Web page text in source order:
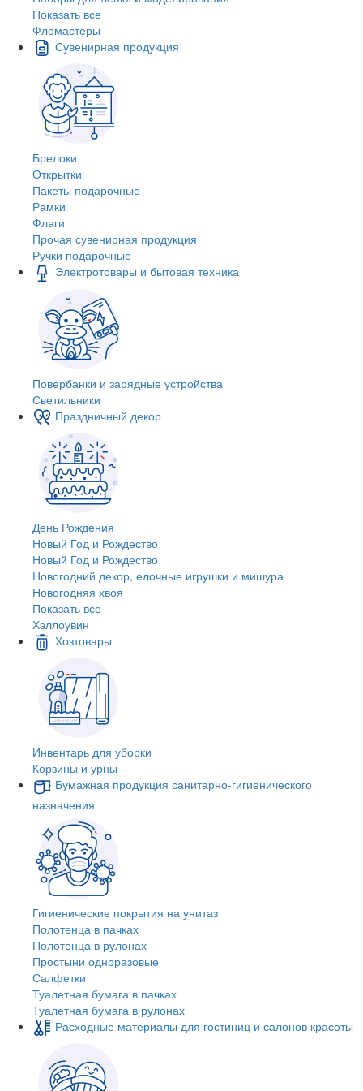
Показать все
Фломастеры
Сувенирная продукция
Брелоки
Открытки
Пакеты подарочные
Рамки
Флаги
Прочая сувенирная продукция
Ручки подарочные
Электротовары и бытовая техника
Повербанки и зарядные устройства
Светильники
Праздничный декор
День Рождения
Новый Год и Рождество
Новый Год и Рождество
Новогодний декор, елочные игрушки и мишура
Новогодняя хвоя
Показать все
Хэллоувин
Хозтовары
Инвентарь для уборки
Корзины и урны
Бумажная продукция санитарно-гигиенического
назначения
Гигиенические покрытия на унитаз
Полотенца в пачках
Полотенца в рулонах
Простыни одноразовые
Салфетки
Туалетная бумага в пачках
Туалетная бумага в рулонах
Расходные материалы для гостиниц и салонов красоты